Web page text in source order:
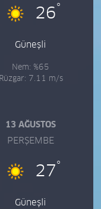
26°
Güneşli
Nem: %65
Rüzgar: 7.11 m/s
13 AĞUSTOS
PERŞEMBE
27°
Güneşli